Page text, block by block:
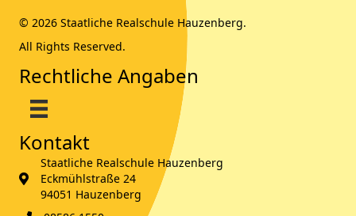
© 2026 Staatliche Realschule Hauzenberg.
All Rights Reserved.
Rechtliche Angaben
Kontakt
Staatliche Realschule Hauzenberg
Eckmühlstraße 24
94051 Hauzenberg